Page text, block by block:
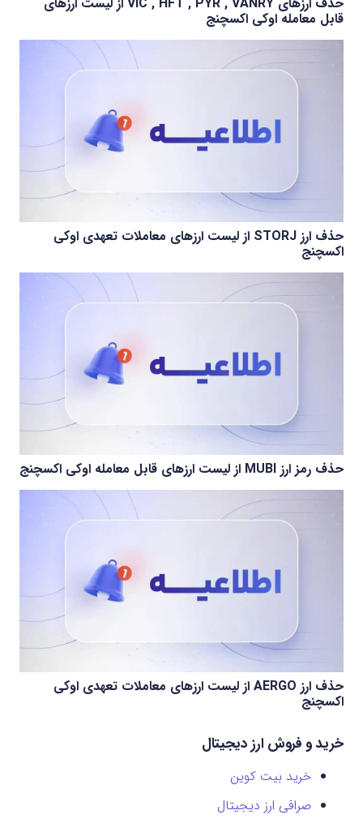
قابل معامله اوکی اکسچنج
حذف ارز STORJ از لیست ارزهای معاملات تعهدی اوکی
اکسچنج
حذف رمز ارز MUBI از لیست ارزهای قابل معامله اوکی اکسچنج
حذف ارز AERGO از لیست ارزهای معاملات تعهدی اوکی
اکسچنج
خرید و فروش ارز دیجیتال
خرید بیت کوین
صرافی ارز دیجیتال